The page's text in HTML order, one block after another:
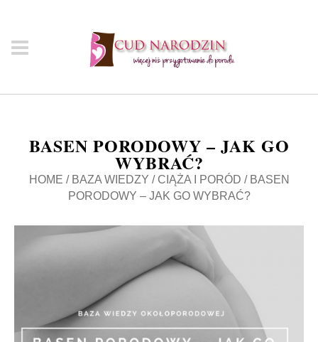
BASEN PORODOWY – JAK GO
WYBRAĆ?
HOME / BAZA WIEDZY / CIĄŻA I PORÓD / BASEN
PORODOWY – JAK GO WYBRAĆ?